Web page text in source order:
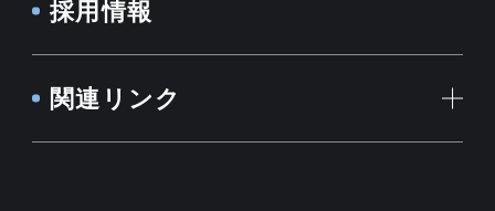
採用情報
関連リンク